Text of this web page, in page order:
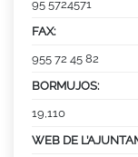
95 5724571
FAX:
955 72 45 82
BORMUJOS:
19,110
WEB DE